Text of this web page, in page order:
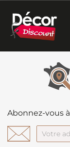
Abonnez-vous